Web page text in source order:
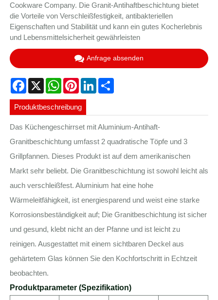
Cookware Company. Die Granit-Antihaftbeschichtung bietet
die Vorteile von Verschleißfestigkeit, antibakteriellen
Eigenschaften und Stabilität und kann ein gutes Kocherlebnis
und Lebensmittelsicherheit gewährleisten
Anfrage absenden
Facebook
X WhatsAppPinterestLinkedIn
Produktbeschreibung
Das Küchengeschirrset mit Aluminium-Antihaft-
Granitbeschichtung umfasst 2 quadratische Töpfe und 3
Grillpfannen. Dieses Produkt ist auf dem amerikanischen
Markt sehr beliebt. Die Granitbeschichtung ist sowohl leicht als
auch verschleißfest. Aluminium hat eine hohe
Wärmeleitfähigkeit, ist energiesparend und weist eine starke
Korrosionsbeständigkeit auf; Die Granitbeschichtung ist sicher
und gesund, klebt nicht an der Pfanne und ist leicht zu
reinigen. Ausgestattet mit einem sichtbaren Deckel aus
gehärtetem Glas können Sie den Kochfortschritt in Echtzeit
beobachten.
Produktparameter (Spezifikation)